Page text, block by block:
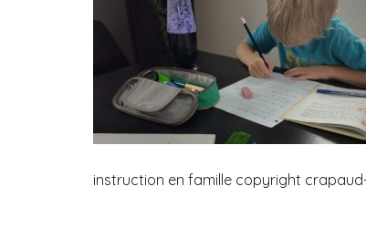
instruction en famille copyright